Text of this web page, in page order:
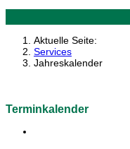
Aktuelle Seite:
Services
Jahreskalender
Terminkalender